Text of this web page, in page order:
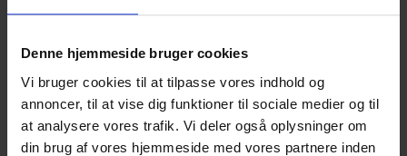
Denne hjemmeside bruger cookies
Vi bruger cookies til at tilpasse vores indhold og
annoncer, til at vise dig funktioner til sociale medier og til
at analysere vores trafik. Vi deler også oplysninger om
din brug af vores hjemmeside med vores partnere inden
og vedligeholdelseogTRÆ 64 Trægulve – Lægning
Du kan læse og downloade TRÆfakta-pjecerne her:
> TRÆfakta 02 Trægulve – Udfaldskrav
> TRÆfakta 03 Trægulve – Reklamation